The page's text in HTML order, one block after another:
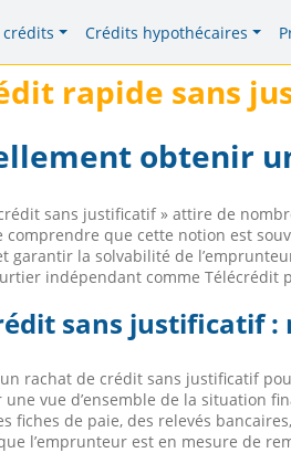
crédits Crédits hypothécaires
rapide sans
obtenir
sans justificatif » attire de
comprendre que cette notion est
garantir la solvabilité de
indépendant comme
sans justificatif :
un rachat de crédit sans justificatif
vue d’ensemble de la situation
fiches de paie, des relevés
l’emprunteur est en mesure de